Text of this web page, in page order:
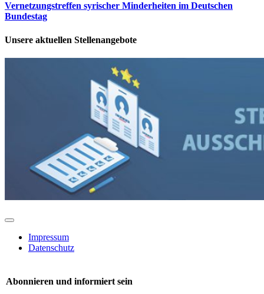
Vernetzungstreffen syrischer Minderheiten im Deutschen
Bundestag
Unsere aktuellen Stellenangebote
Toggle
NavigationImpressum
Datenschutz
Abonnieren und informiert sein